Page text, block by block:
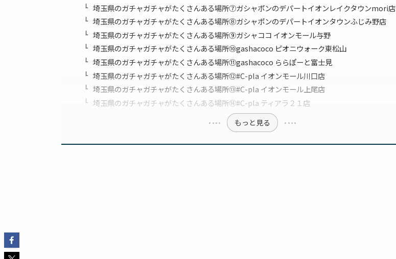
埼玉県のガチャガチャがたくさんある場所⑦ガシャポンのデパートイオンレイクタウンmori店
埼玉県のガチャガチャがたくさんある場所⑧ガシャポンのデパートイオンタウンふじみ野店
埼玉県のガチャガチャがたくさんある場所⑨ガシャココ イオンモール与野
埼玉県のガチャガチャがたくさんある場所⑩gashacoco ピオニウォーク東松山
埼玉県のガチャガチャがたくさんある場所⑪gashacoco ららぽーと富士見
埼玉県のガチャガチャがたくさんある場所⑫#C-pla イオンモール川口店
埼玉県のガチャガチャがたくさんある場所⑬#C-pla イオンモール上尾店
埼玉県のガチャガチャがたくさんある場所⑭#C-pla ティアラ２１店
もっと見る